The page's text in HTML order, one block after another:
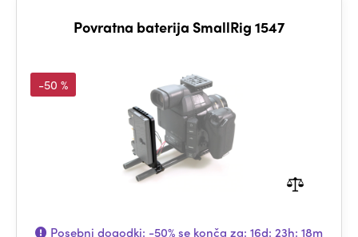
Povratna baterija SmallRig 1547
-50 %
Posebni dogodki: -50%se konča za: 16d: 23h: 18m